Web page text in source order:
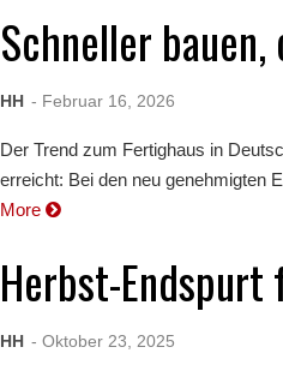
Schneller
HH - Februar 16, 2026
Der Trend zum Fertighaus in
erreicht: Bei den neu genehmigten
More
Herbst-Endspurt
HH - Oktober 23, 2025